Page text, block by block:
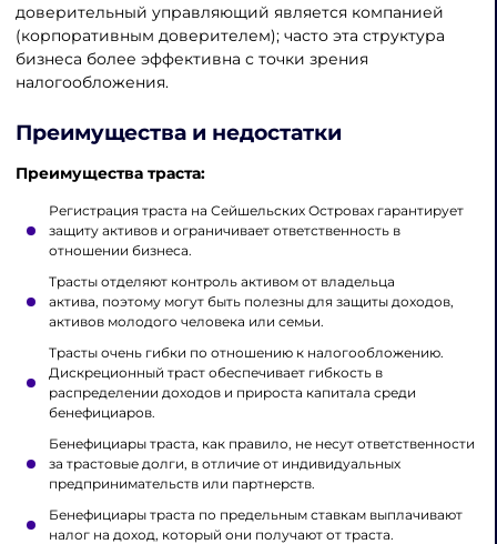
доверительный управляющий является компанией
(корпоративным доверителем); часто эта структура
бизнеса более эффективна с точки зрения
налогообложения.
Преимущества и недостатки
Преимущества траста:
Регистрация траста на Сейшельских Островах гарантирует
защиту активов и ограничивает ответственность в
отношении бизнеса.
Трасты отделяют контроль активом от владельца
актива, поэтому могут быть полезны для защиты доходов,
активов молодого человека или семьи.
Трасты очень гибки по отношению к налогообложению.
Дискреционный траст обеспечивает гибкость в
распределении доходов и прироста капитала среди
бенефициаров.
Бенефициары траста, как правило, не несут ответственности
за трастовые долги, в отличие от индивидуальных
предпринимательств или партнерств.
Бенефициары траста по предельным ставкам выплачивают
налог на доход, который они получают от траста.